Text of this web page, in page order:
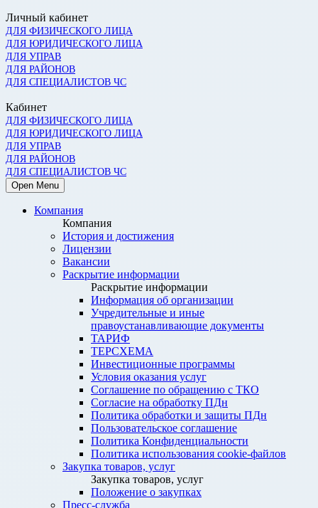
Личный кабинет
ДЛЯ ФИЗИЧЕСКОГО ЛИЦА
ДЛЯ ЮРИДИЧЕСКОГО ЛИЦА
ДЛЯ УПРАВ
ДЛЯ РАЙОНОВ
ДЛЯ СПЕЦИАЛИСТОВ ЧС
Кабинет
ДЛЯ ФИЗИЧЕСКОГО ЛИЦА
ДЛЯ ЮРИДИЧЕСКОГО ЛИЦА
ДЛЯ УПРАВ
ДЛЯ РАЙОНОВ
ДЛЯ СПЕЦИАЛИСТОВ ЧС
Open Menu
Компания
Компания
История и достижения
Лицензии
Вакансии
Раскрытие информации
Раскрытие информации
Информация об организации
Учредительные и иные
правоустанавливающие документы
ТАРИФ
ТЕРСХЕМА
Инвестиционные программы
Условия оказания услуг
Соглашение по обращению с ТКО
Согласие на обработку ПДн
Политика обработки и защиты ПДн
Пользовательское соглашение
Политика Конфиденциальности
Политика использования cookie-файлов
Закупка товаров, услуг
Закупка товаров, услуг
Положение о закупках
Пресс-служба